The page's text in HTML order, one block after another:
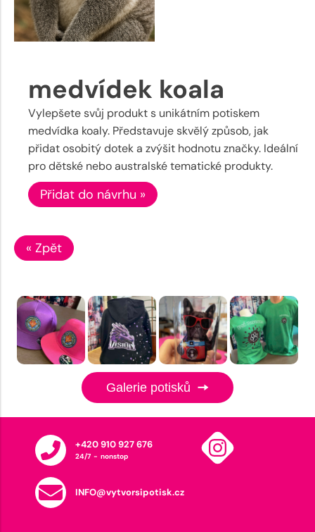
medvídek koala
Vylepšete svůj produkt s unikátním potiskem
medvídka koaly. Představuje skvělý způsob, jak
přidat osobitý dotek a zvýšit hodnotu značky. Ideální
pro dětské nebo australské tematické produkty.
Přidat do návrhu »
« Zpět
Galerie potisků
+420 910 927 676
24/7 - nonstop
INFO@vytvorsipotisk.cz